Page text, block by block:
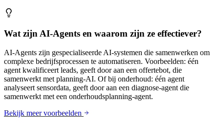
Wat zijn AI-Agents en waarom zijn ze effectiever?
AI-Agents zijn gespecialiseerde AI-systemen die samenwerken om
complexe bedrijfsprocessen te automatiseren. Voorbeelden: één
agent kwalificeert leads, geeft door aan een offertebot, die
samenwerkt met planning-AI. Of bij onderhoud: één agent
analyseert sensordata, geeft door aan een diagnose-agent die
samenwerkt met een onderhoudsplanning-agent.
Bekijk meer voorbeelden